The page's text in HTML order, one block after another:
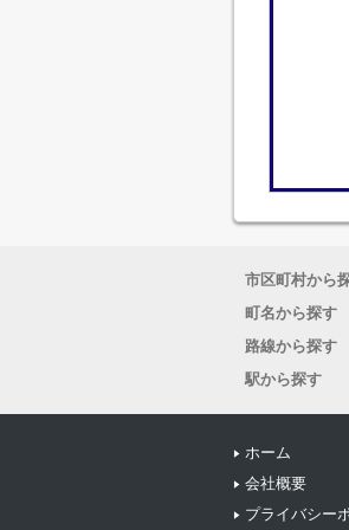
市区町村から
町名から探す
路線から探す
駅から探す
ホーム
会社概要
プライバシー